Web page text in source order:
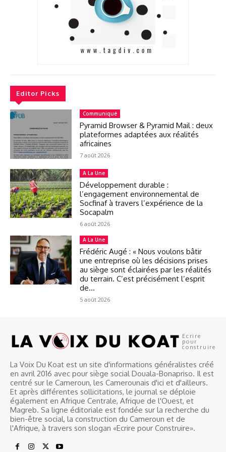
Editor Picks
Communiqué
Pyramid Browser & Pyramid Mail : deux
plateformes adaptées aux réalités
africaines
7 août 2026
A La Une
Développement durable :
l’engagement environnemental de
Socfinaf à travers l’expérience de la
Socapalm
6 août 2026
A La Une
Frédéric Augé : « Nous voulons bâtir
une entreprise où les décisions prises
au siège sont éclairées par les réalités
du terrain. C’est précisément l’esprit
de...
5 août 2026
Ecrire
pour
construire
La Voix Du Koat est un site d'informations généralistes créé
en avril 2016 avec pour siège social Douala-Bonapriso. Il est
centré sur le Cameroun, les Camerounais d'ici et d'ailleurs.
Et après différentes sollicitations, le journal se déploie
également en Afrique Centrale, Afrique de l'Ouest, et
Magreb. Sa ligne éditoriale est fondée sur la recherche du
bien-être social, la construction du Cameroun et de
l'Afrique, à travers son slogan «Ecrire pour Construire».